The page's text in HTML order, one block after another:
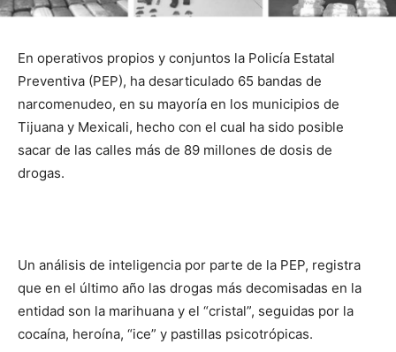
En operativos propios y conjuntos la Policía Estatal
Preventiva (PEP), ha desarticulado 65 bandas de
narcomenudeo, en su mayoría en los municipios de
Tijuana y Mexicali, hecho con el cual ha sido posible
sacar de las calles más de 89 millones de dosis de
drogas.
Un análisis de inteligencia por parte de la PEP, registra
que en el último año las drogas más decomisadas en la
entidad son la marihuana y el “cristal”, seguidas por la
cocaína, heroína, “ice” y pastillas psicotrópicas.